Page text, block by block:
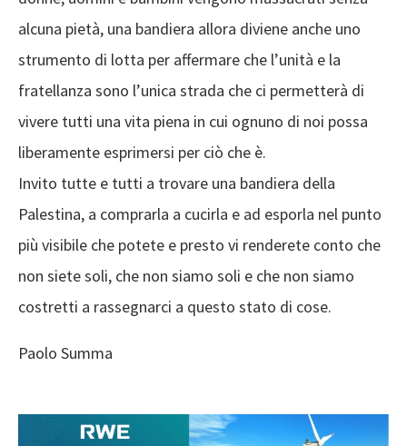
alcuna pietà, una bandiera allora diviene anche uno
strumento di lotta per affermare che l’unità e la
fratellanza sono l’unica strada che ci permetterà di
vivere tutti una vita piena in cui ognuno di noi possa
liberamente esprimersi per ciò che è.
Invito tutte e tutti a trovare una bandiera della
Palestina, a comprarla a cucirla e ad esporla nel punto
più visibile che potete e presto vi renderete conto che
non siete soli, che non siamo soli e che non siamo
costretti a rassegnarci a questo stato di cose.
Paolo Summa